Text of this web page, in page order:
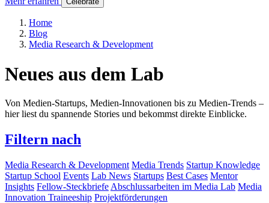
Home
Blog
Media Research & Development
Neues aus dem Lab
Von Medien-Startups, Medien-Innovationen bis zu Medien-Trends –
hier liest du spannende Stories und bekommst direkte Einblicke.
Filtern nach
Media Research & Development Media Trends Startup Knowledge
Startup School Events Lab News Startups Best Cases Mentor
Insights Fellow-Steckbriefe Abschlussarbeiten im Media Lab Media
Innovation Traineeship Projektförderungen